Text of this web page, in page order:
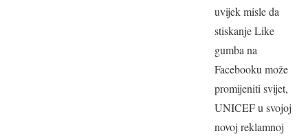
uvijek misle da
stiskanje Like
gumba na
Facebooku može
promijeniti svijet,
UNICEF u svojoj
novoj reklamnoj